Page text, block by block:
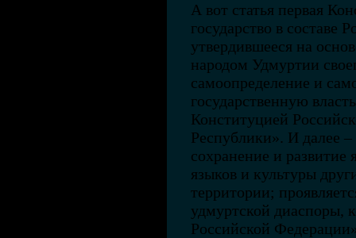
А вот статья первая
государство в составе
утвердившееся на
народом Удмуртии
самоопределение и
государственную
Конституцией
Республики». И далее
сохранение и развитие
языков и культуры
территории;
удмуртской диаспоры,
Российской